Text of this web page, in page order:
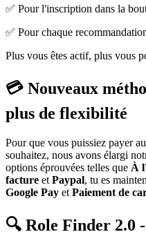
✅ Pour l'inscription dans la
✅ Pour chaque
Plus vous êtes actif, plus vous
💳 Nouveaux
plus de flexibilité
Pour que vous puissiez payer
souhaitez, nous avons élargi
options éprouvées telles que À
facture et Paypal, tu es
Google Pay et Paiement de
🔍 Role Finder 2.0